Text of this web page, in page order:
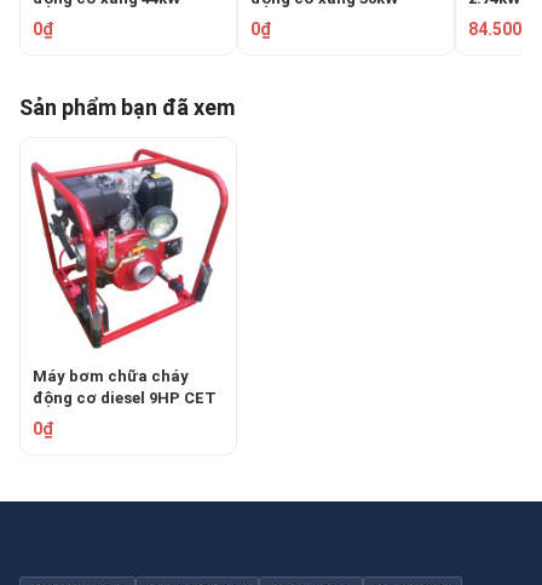
Tohatsu VE1500W
0₫
Tohatsu V72AS
0₫
Sản phẩm bạn đã xem
Máy bơm chữa cháy
động cơ diesel 9HP CET
PFP-9HP-DSL
0₫